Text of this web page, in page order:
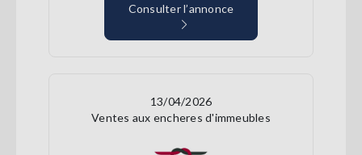
Consulter l’annonce
13/04/2026
Ventes aux encheres d'immeubles